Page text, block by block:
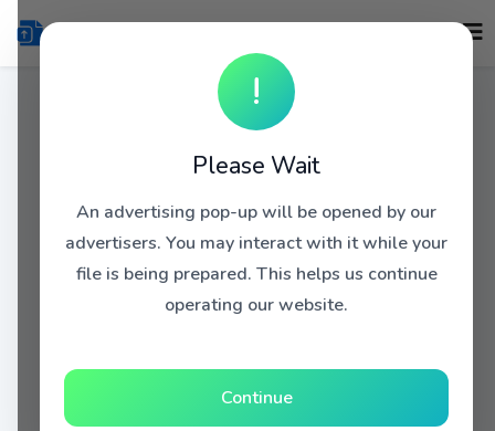
!
Please Wait
An advertising pop-up will be opened by our
advertisers. You may interact with it while your
file is being prepared. This helps us continue
operating our website.
Continue